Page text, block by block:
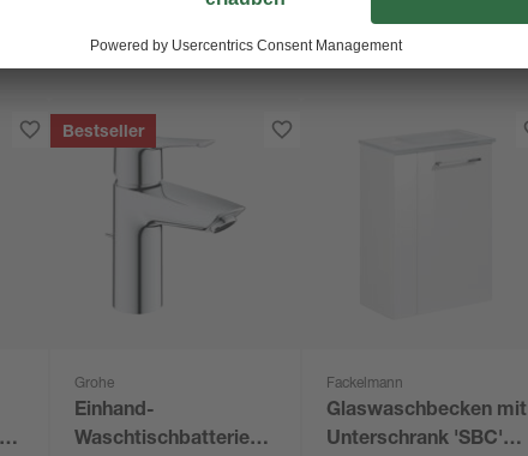
Bestseller
Grohe
Einhand-
Waschtischbatterie
Fackelmann
Glaswaschbecken mit
Unterschrank 'SBC'